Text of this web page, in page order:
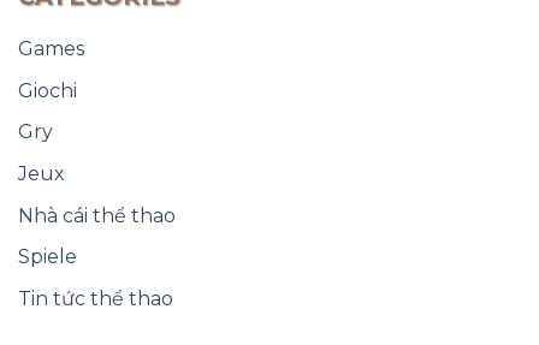
Games
Giochi
Gry
Jeux
Nhà cái thể thao
Spiele
Tin tức thể thao